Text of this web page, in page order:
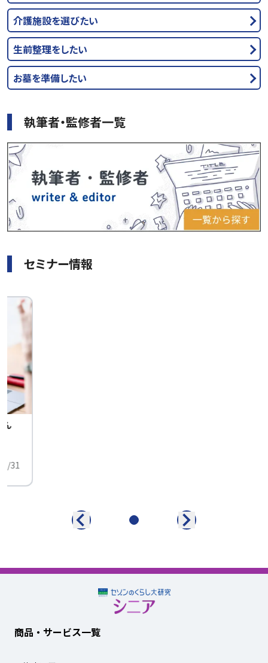
介護施設を選びたい
生前整理をしたい
お墓を準備したい
執筆者・監修者一覧
セミナー情報
ん
31
商品・サービス一覧